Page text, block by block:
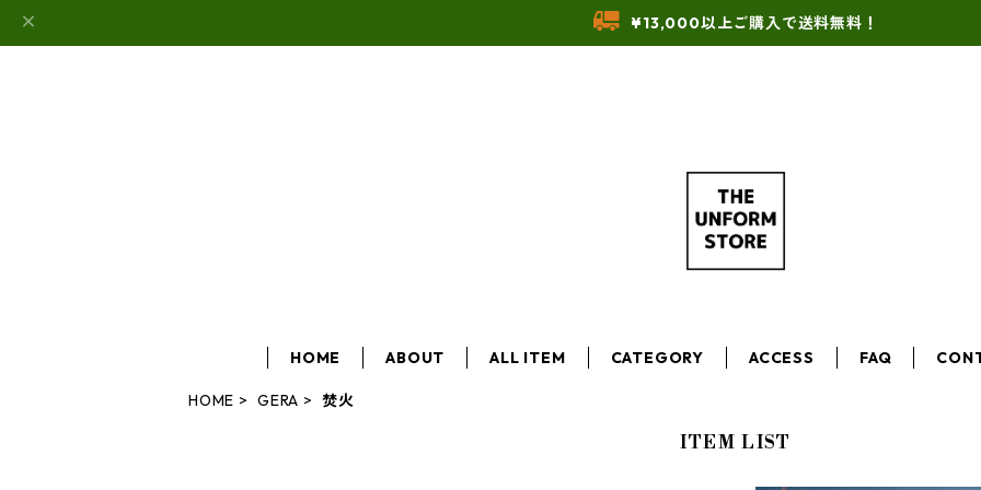
¥13,000以上ご購入で送料無料！
HOME ABOUT ALL ITEM CATEGORY ACCESS FAQ
HOME GERA 焚火
ITEM LIST